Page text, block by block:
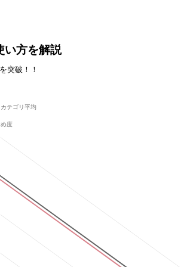
い方を解説
突破！！